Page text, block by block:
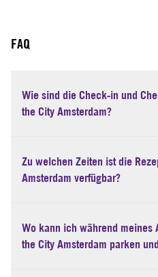
FAQ
Wie sind die Check-in und
the City Amsterdam?
Zu welchen Zeiten ist die
Amsterdam verfügbar?
Wo kann ich während meines
the City Amsterdam parken